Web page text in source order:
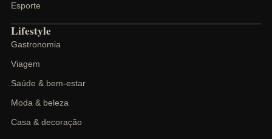
Esporte
Lifestyle
Gastronomia
Viagem
Saúde & bem-estar
Moda & beleza
Casa & decoração